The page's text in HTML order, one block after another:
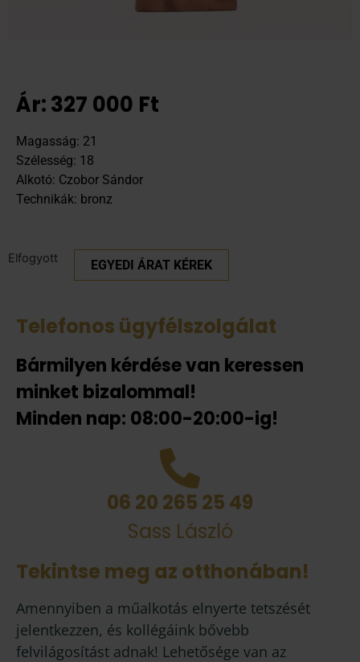
Ár:327 000 Ft
Magasság: 21
Szélesség: 18
Alkotó: Czobor Sándor
Technikák: bronz
Elfogyott EGYEDI ÁRAT KÉREK
Telefonos ügyfélszolgálat
Bármilyen kérdése van keressen
minket bizalommal!
Minden nap: 08:00-20:00-ig!
06 20 265 25 49
Sass László
Tekintse meg az otthonában!
Amennyiben a műalkotás elnyerte tetszését
jelentkezzen, és kollégáink bővebb
felvilágosítást adnak! Lehetősége van az